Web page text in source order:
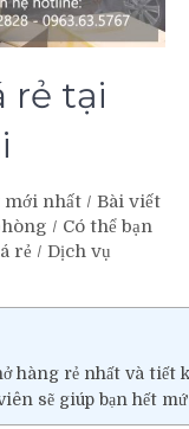
rẻ tại
mới nhất / Bài viết
/ Có thể bạn
rẻ / Dịch vụ
hàng rẻ nhất và tiết
sẽ giúp bạn hết